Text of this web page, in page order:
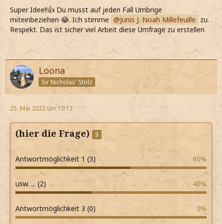
Super Idee!!👍 Du musst auf jeden Fall Umbrige
miteinbeziehen 😂. Ich stimme
Junis J. Noah Millefeuille zu.
Respekt. Das ist sicher viel Arbeit diese Umfrage zu erstellen
Loona
Sir Nicholas' Stolz
25. Mai 2022 um 10:12
(hier die Frage) 5
Antwortmöglichkeit 1 (3) 60%
usw. ... (2) 40%
Antwortmöglichkeit 3 (0) 0%